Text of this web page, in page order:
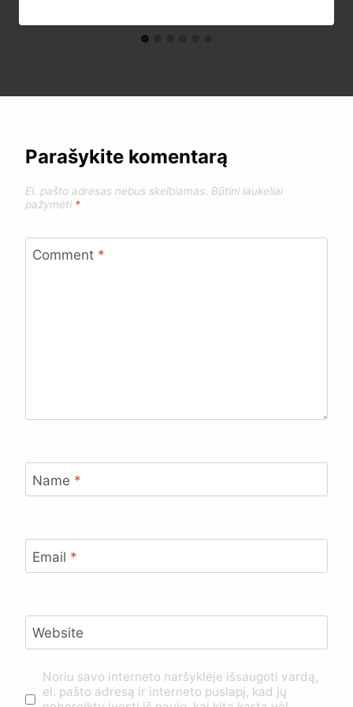
Parašykite komentarą
El. pašto adresas nebus skelbiamas. Būtini laukeliai
pažymėti *
Comment *
Name *
Email *
Website
Noriu savo interneto naršyklėje išsaugoti vardą,
el. pašto adresą ir interneto puslapį, kad jų